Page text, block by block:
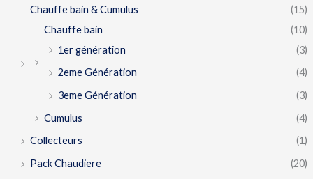
Chauffe bain & Cumulus
(15)
Chauffe bain
(10)
1er génération
(3)
2eme Génération
(4)
3eme Génération
(3)
Cumulus
(4)
Collecteurs
(1)
Pack Chaudiere
(20)